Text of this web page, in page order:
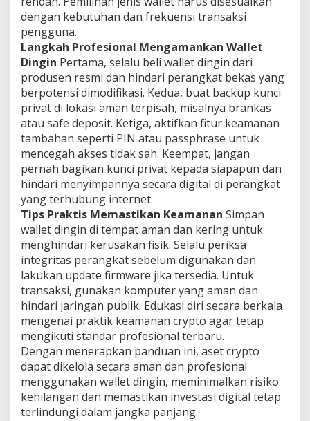
dengan kebutuhan dan frekuensi transaksi
pengguna.
Langkah Profesional Mengamankan Wallet
Dingin Pertama, selalu beli wallet dingin dari
produsen resmi dan hindari perangkat bekas yang
berpotensi dimodifikasi. Kedua, buat backup kunci
privat di lokasi aman terpisah, misalnya brankas
atau safe deposit. Ketiga, aktifkan fitur keamanan
tambahan seperti PIN atau passphrase untuk
mencegah akses tidak sah. Keempat, jangan
pernah bagikan kunci privat kepada siapapun dan
hindari menyimpannya secara digital di perangkat
yang terhubung internet.
Tips Praktis Memastikan Keamanan Simpan
wallet dingin di tempat aman dan kering untuk
menghindari kerusakan fisik. Selalu periksa
integritas perangkat sebelum digunakan dan
lakukan update firmware jika tersedia. Untuk
transaksi, gunakan komputer yang aman dan
hindari jaringan publik. Edukasi diri secara berkala
mengenai praktik keamanan crypto agar tetap
mengikuti standar profesional terbaru.
Dengan menerapkan panduan ini, aset crypto
dapat dikelola secara aman dan profesional
menggunakan wallet dingin, meminimalkan risiko
kehilangan dan memastikan investasi digital tetap
terlindungi dalam jangka panjang.